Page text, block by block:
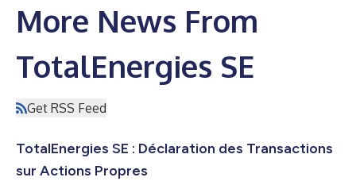
More News From
TotalEnergies SE
Get RSS Feed
TotalEnergies SE : Déclaration des Transactions
sur Actions Propres